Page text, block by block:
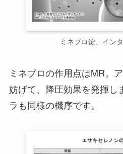
ミネブロ錠、イン
ミネブロの作用点はMR。
妨げて、降圧効果を発揮し
ラも同様の機序です。